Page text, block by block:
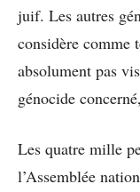
juif. Les autres
considère comme
absolument pas
génocide
Les quatre mille
l’Assemblée